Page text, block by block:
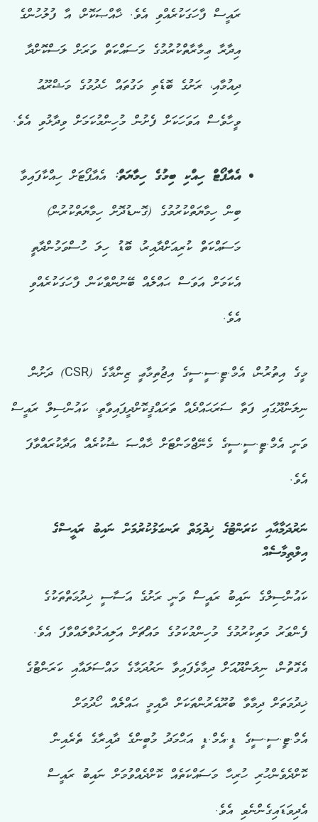
ރައީސް ފާހަގަކުރެއްވި އެވެ. ޚާއްޞަކޮށް، އާ ފުލުހުންގެ
އިދާރާ ޢިމާރާތްކުރުމުގެ މަސައްކަތް ވަރަށް ލަސްކޮށްދާ
ދިއުމާއި، ރަށުގެ ބޮޑެތި މަގުތައް ހެދުމުގެ މަޝްރޫޢު
ވީހާވެސް އަވަހަކަށް ފެށުން މުހިންމުކަމަށް ވިދާޅުވި އެވެ.
އެއާޕޯޓް ހިއްކި ބިމުގެ ހިމާޔަތް: އެއާޕޯޓަށް ހިއްކާފައިވާ
ބިން ހިމާޔަތްކުރުމުގެ (ގޮނޑުދޮށް ހިމާޔަތްކުރުން)
މަސައްކަތް ކުރިއަށްދާއިރު، ބޮޑު ހިލަ ހުސްވަމުންދާތީ
އެކަމަށް އަވަސް ޙައްލެއް ބޭނުންވާކަން ފާހަގަކުރެއްވި
އެވެ.
މީގެ އިތުރުން، އެމް.ޓީ.ސީ.ސީގެ އިޖުތިމާޢީ ޒިންމާގެ (CSR) ދަށުން
ނިލަންދޫގައި ފަތާ ސަރަޙައްދެއް ތަރައްޤީކޮށްދީފައިވާތީ، ކައުންސިލް ރައީސް
ވަނީ އެމް.ޓީ.ސީ.ސީގެ މެނޭޖްމަންޓަށް ޚާއްޞަ ޝުކުރެއް އަދާކުރައްވާފަ
އެވެ.
ނަރުދަމާއާއި ކަރަންޓުގެ ޚިދުމަތް ރަނގަޅުކުރުމަށް ނައިބު ރައީސްގެ
އިލްތިމާސެއް
ކައުންސިލްގެ ނައިބު ރައީސް ވަނީ ރަށުގެ އަސާސީ ޚިދުމަތްތަކުގެ
ފެންވަރު މަތިކުރުމުގެ މުހިންމުކަމުގެ މައްޗަށް އަލިއަޅުވާލައްވާފަ އެވެ.
އެގޮތުން، ނިލަންދޫއަށް ދިމާވެފައިވާ ނަރުދަމާގެ މައްސަލައާއި ކަރަންޓުގެ
ޚިދުމަތަށް ދިމާވާ ބުރޫއެރުންތަކަށް ދާއިމީ ޙައްލެއް ހޯދުމަށް
އެމް.ޓީ.ސީ.ސީގެ ޑީ.އެމް.ޑީ އަޙްމަދު މުބީންގެ ދާއިރާގެ ތެރެއިން
ކޮށްދެވެންހުރި ހުރިހާ މަސައްކަތެއް ކޮށްދެއްވުމަށް ނައިބު ރައީސް
އެދިވަޑައިގެންނެވި އެވެ.